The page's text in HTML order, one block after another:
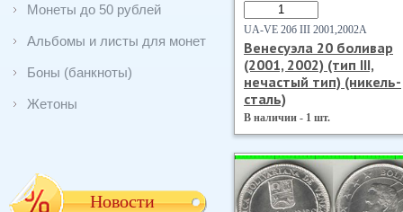
Монеты до 50 рублей
Альбомы и листы для монет
Боны (банкноты)
Жетоны
Новости
UA-VE 20б III 2001,2002А
Венесуэла 20 боливар
(2001, 2002) (тип III,
нечастый тип) (никель-
сталь)
В наличии - 1 шт.